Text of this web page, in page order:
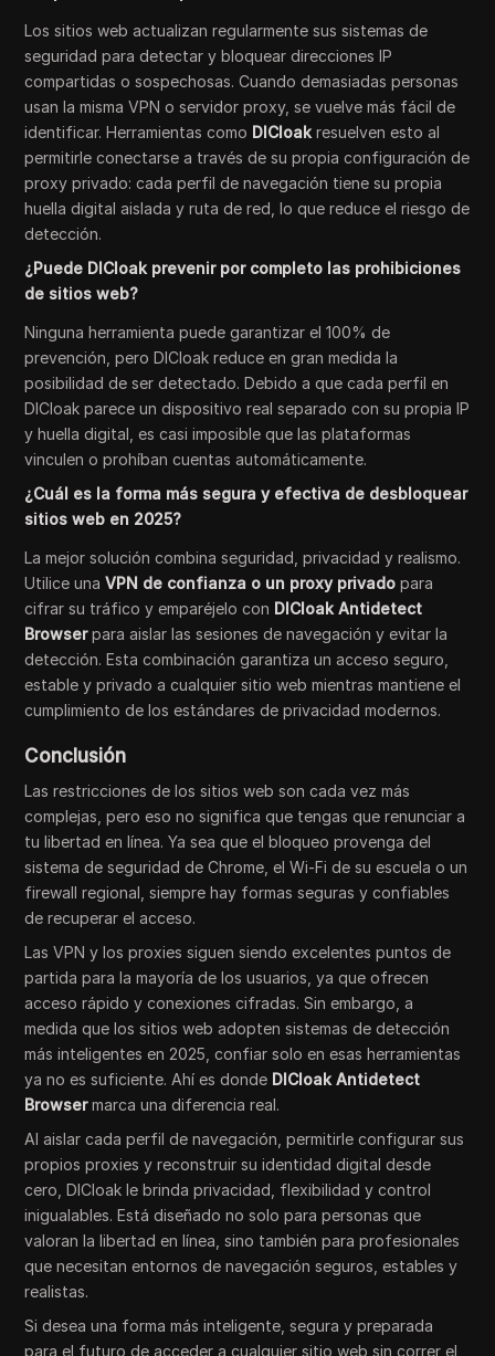
Los sitios web actualizan regularmente sus sistemas de
seguridad para detectar y bloquear direcciones IP
compartidas o sospechosas. Cuando demasiadas personas
usan la misma VPN o servidor proxy, se vuelve más fácil de
identificar. Herramientas como DICloakresuelven esto al
permitirle conectarse a través de su propia configuración de
proxy privado: cada perfil de navegación tiene su propia
huella digital aislada y ruta de red, lo que reduce el riesgo de
detección.
¿Puede DICloak prevenir por completo las prohibiciones
de sitios web?
Ninguna herramienta puede garantizar el 100% de
prevención, pero DICloak reduce en gran medida la
posibilidad de ser detectado. Debido a que cada perfil en
DICloak parece un dispositivo real separado con su propia IP
y huella digital, es casi imposible que las plataformas
vinculen o prohíban cuentas automáticamente.
¿Cuál es la forma más segura y efectiva de desbloquear
sitios web en 2025?
La mejor solución combina seguridad, privacidad y realismo.
Utilice unaVPN de confianza o un proxy privado para
cifrar su tráfico y emparéjelo con DICloak Antidetect
Browserpara aislar las sesiones de navegación y evitar la
detección. Esta combinación garantiza un acceso seguro,
estable y privado a cualquier sitio web mientras mantiene el
cumplimiento de los estándares de privacidad modernos.
Conclusión
Las restricciones de los sitios web son cada vez más
complejas, pero eso no significa que tengas que renunciar a
tu libertad en línea. Ya sea que el bloqueo provenga del
sistema de seguridad de Chrome, el Wi-Fi de su escuela o un
firewall regional, siempre hay formas seguras y confiables
de recuperar el acceso.
Las VPN y los proxies siguen siendo excelentes puntos de
partida para la mayoría de los usuarios, ya que ofrecen
acceso rápido y conexiones cifradas. Sin embargo, a
medida que los sitios web adopten sistemas de detección
más inteligentes en 2025, confiar solo en esas herramientas
ya no es suficiente. Ahí es donde DICloak Antidetect
Browsermarca una diferencia real.
Al aislar cada perfil de navegación, permitirle configurar sus
propios proxies y reconstruir su identidad digital desde
cero, DICloak le brinda privacidad, flexibilidad y control
inigualables. Está diseñado no solo para personas que
valoran la libertad en línea, sino también para profesionales
que necesitan entornos de navegación seguros, estables y
realistas.
Si desea una forma más inteligente, segura y preparada
para el futuro de acceder a cualquier sitio web sin correr el